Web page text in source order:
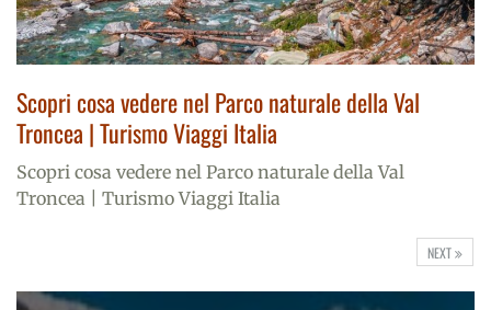
Scopri cosa vedere nel Parco naturale della Val
Troncea | Turismo Viaggi Italia
Scopri cosa vedere nel Parco naturale della Val
Troncea | Turismo Viaggi Italia
NEXT